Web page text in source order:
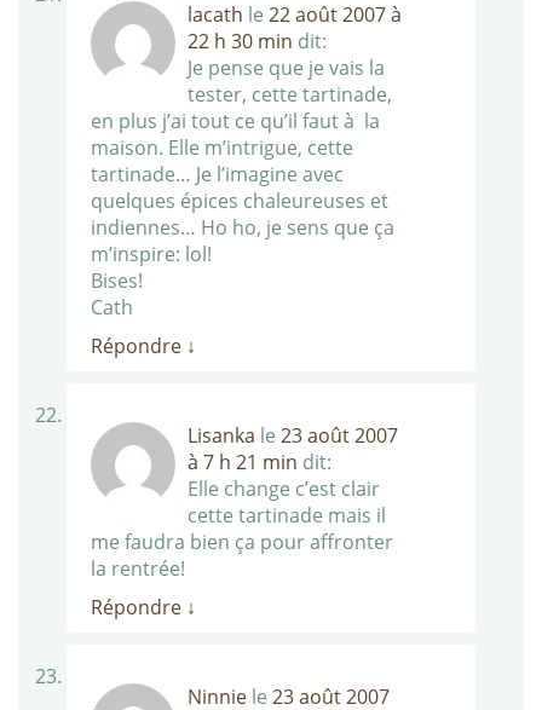
lacath le 22 août 2007 à
22 h 30 min dit:
Je pense que je vais la
tester, cette tartinade,
en plus j’ai tout ce qu’il faut à la
maison. Elle m’intrigue, cette
tartinade… Je l’imagine avec
quelques épices chaleureuses et
indiennes… Ho ho, je sens que ça
m’inspire: lol!
Bises!
Cath
Répondre ↓
Lisanka le 23 août 2007
à 7 h 21 min dit:
Elle change c’est clair
cette tartinade mais il
me faudra bien ça pour affronter
la rentrée!
Répondre ↓
Ninnie le 23 août 2007